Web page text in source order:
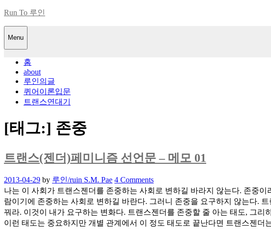
Skip
content
Run To 루인
Menu
홈
about
루인의글
퀴어이론입문
트랜스연대기
[태그:] 존중
트랜스(젠더)페미니즘 선언문 – 메모 01
Posted
on
2013-04-29 by 루인/ruin S.M. Pae 4 Comments
나는 이 사회가 트랜스젠더를 존중하는 사회로 변하길 바라지 않는다. 존중
람이기에 존중하는 사회로 변하길 바란다. 그러니 존중을 요구하지 않는다.
꿔라. 이것이 내가 요구하는 변화다. 트랜스젠더를 존중할 줄 아는 태도, 그
이런 태도는 중요하지만 개별 관계에서 이 정도 태도로 끝난다면 트랜스젠